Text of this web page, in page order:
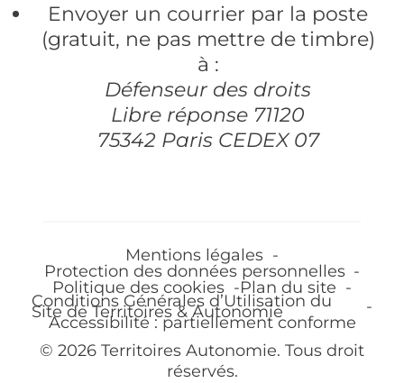
Envoyer un courrier par la poste
(gratuit, ne pas mettre de timbre)
à :
Défenseur des droits
Libre réponse 71120
75342 Paris CEDEX 07
Mentions légales
Protection des données personnelles
Politique des cookies Plan du site
Conditions Générales d’Utilisation du
Site de Territoires & Autonomie
Accessibilité : partiellement conforme
© 2026 Territoires Autonomie. Tous droit
réservés.